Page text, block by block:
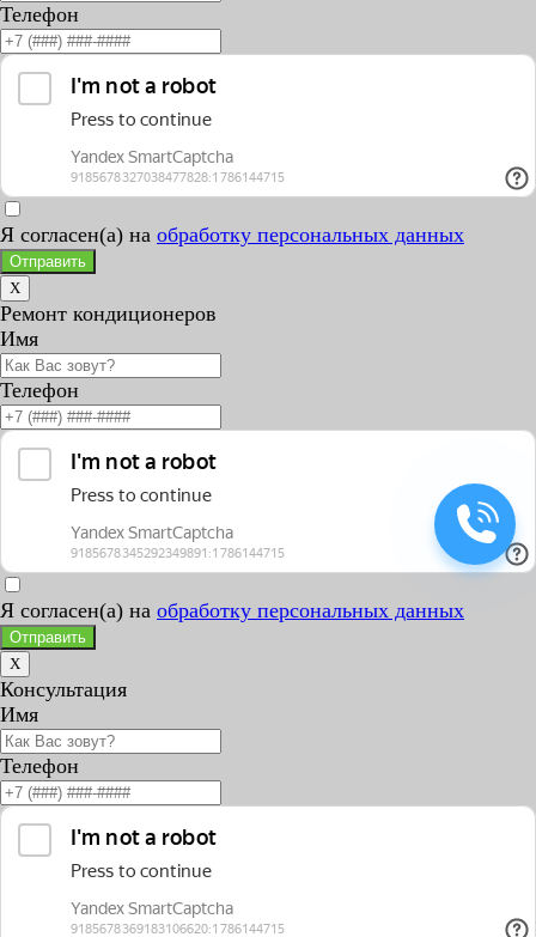
Телефон
Я согласен(а) на обработку персональных данных
Отправить
X
Ремонт кондиционеров
Имя
Телефон
Я согласен(а) на обработку персональных данных
Отправить
X
Консультация
Имя
Телефон